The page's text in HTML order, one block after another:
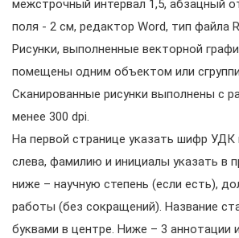
межстрочный интервал 1,5, абзацный
поля - 2 см, редактор Word, тип файла
Рисунки, выполненные векторной
помещены одним объектом или
Сканированные рисунки выполнены с
менее 300 dpi.
На первой странице указать шифр УДК
слева, фамилию и инициалы указать в
ниже – научную степень (если есть),
работы (без сокращений). Название
буквами в центре. Ниже – 3 аннотации